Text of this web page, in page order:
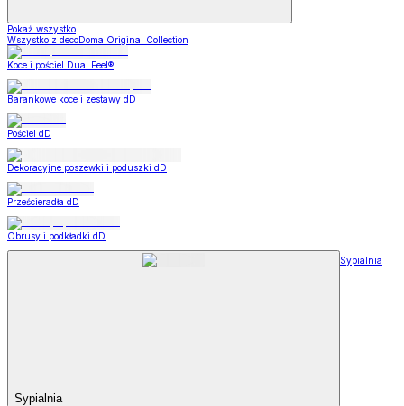
Pokaż wszystko
Wszystko z decoDoma Original Collection
Koce i pościel Dual Feel®
Barankowe koce i zestawy dD
Pościel dD
Dekoracyjne poszewki i poduszki dD
Prześcieradła dD
Obrusy i podkładki dD
Sypialnia
Sypialnia